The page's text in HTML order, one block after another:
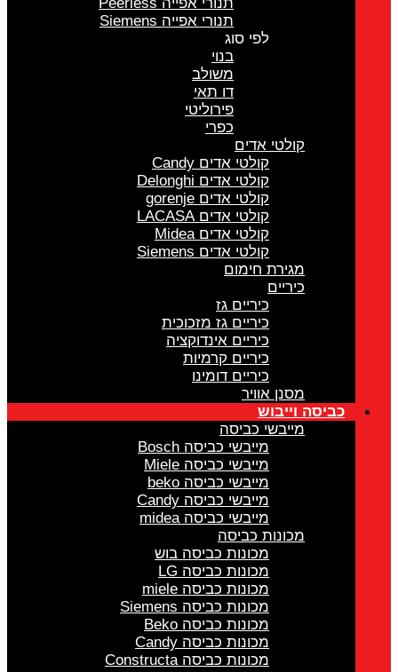
תנורי אפייה Siemens
לפי סוג
בנוי
משולב
דו תאי
פירוליטי
כפרי
קולטי אדים
קולטי אדים Candy
קולטי אדים Delonghi
קולטי אדים gorenje
קולטי אדים LACASA
קולטי אדים Midea
קולטי אדים Siemens
מגירת חימום
כיריים
כיריים גז
כיריים גז מזכוכית
כיריים אינדוקציה
כיריים קרמיות
כיריים דומינו
מסנן אוויר
כביסה וייבוש
מייבשי כביסה
מייבשי כביסה Bosch
מייבשי כביסה Miele
מייבשי כביסה beko
מייבשי כביסה Candy
מייבשי כביסה midea
מכונות כביסה
מכונות כביסה בוש
מכונות כביסה LG
מכונות כביסה miele
מכונות כביסה Siemens
מכונות כביסה Beko
מכונות כביסה Candy
מכונות כביסה Constructa